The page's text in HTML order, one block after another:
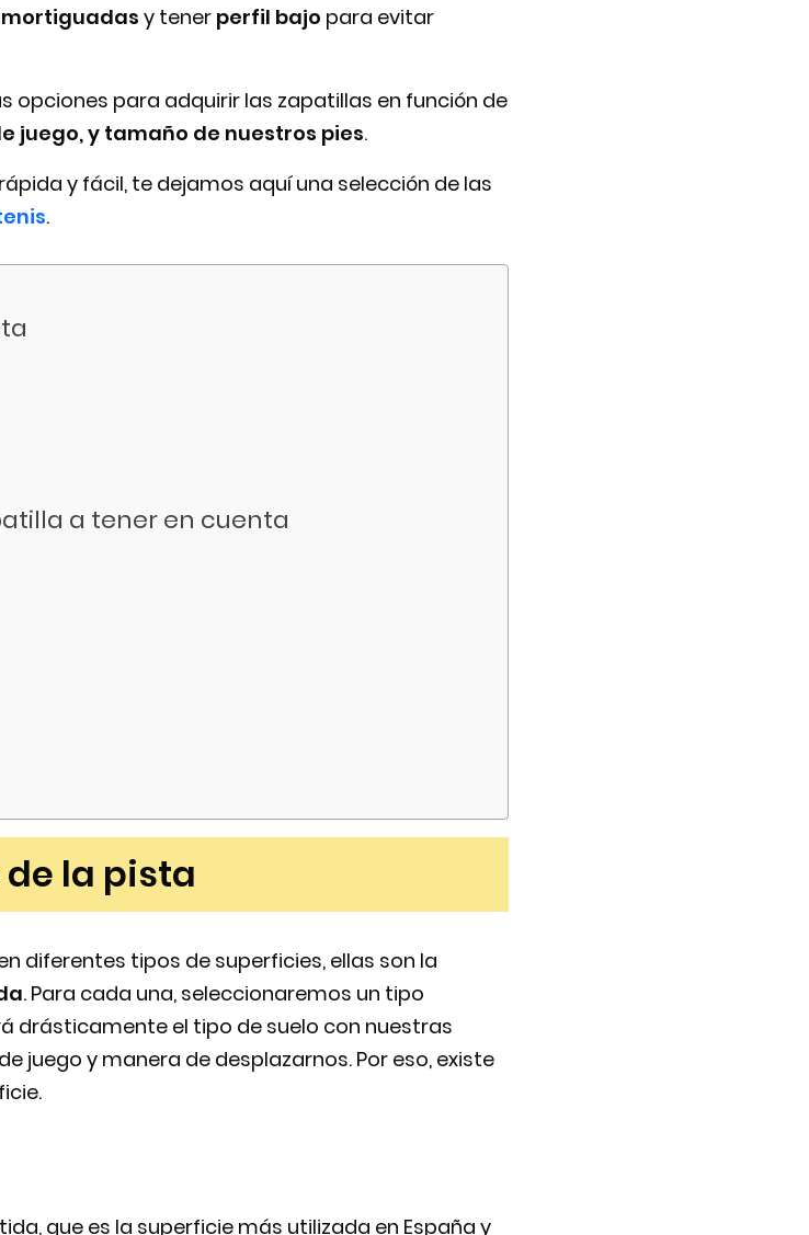
y tener perfil bajo para evitar
opciones para adquirir las zapatillas en función de
juego, y tamaño de nuestros pies.
y fácil, te dejamos aquí una selección de las
.
a tener en cuenta
la pista
diferentes tipos de superficies, ellas son la
. Para cada una, seleccionaremos un tipo
drásticamente el tipo de suelo con nuestras
juego y manera de desplazarnos. Por eso, existe
que es la superficie más utilizada en España y